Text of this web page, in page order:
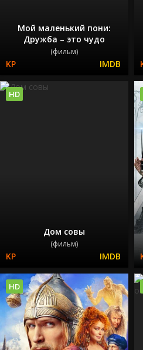
Мой маленький пони:
Дружба – это чудо
(фильм)
Дом совы
(фильм)
HD
HD